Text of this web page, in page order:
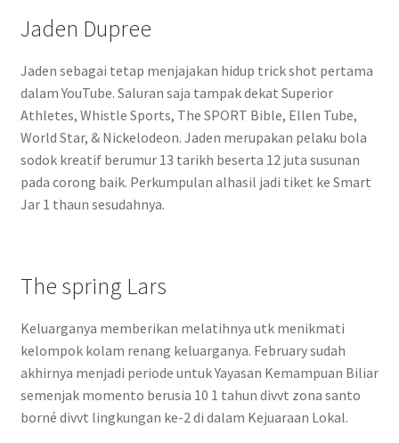
Jaden Dupree
Jaden sebagai tetap menjajakan hidup trick shot pertama
dalam YouTube. Saluran saja tampak dekat Superior
Athletes, Whistle Sports, The SPORT Bible, Ellen Tube,
World Star, & Nickelodeon. Jaden merupakan pelaku bola
sodok kreatif berumur 13 tarikh beserta 12 juta susunan
pada corong baik. Perkumpulan alhasil jadi tiket ke Smart
Jar 1 thaun sesudahnya.
The spring Lars
Keluarganya memberikan melatihnya utk menikmati
kelompok kolam renang keluarganya. February sudah
akhirnya menjadi periode untuk Yayasan Kemampuan Biliar
semenjak momento berusia 10 1 tahun divvt zona santo
borné divvt lingkungan ke-2 di dalam Kejuaraan Lokal.